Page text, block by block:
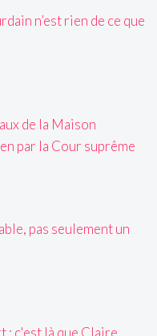
n’est rien de ce que
de la Maison
par la Cour suprême
pas seulement un